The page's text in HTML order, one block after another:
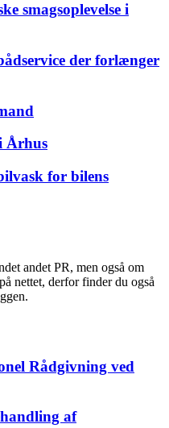
smagsoplevelse i
der forlænger
Århus
for bilens
andet PR, men også om
nettet, derfor finder du også
Rådgivning ved
af